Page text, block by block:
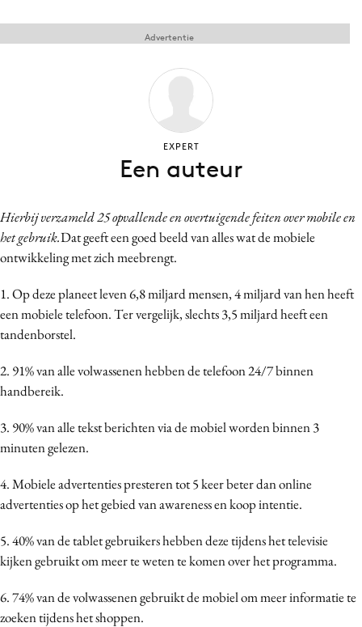
Carriere
Contentmarketing
Craft
Customer Experience
Data & Insights
Design
Digital transformation
Diversiteit
Gedragsverandering
Interne communicatie
Martech
Media
Merkstrategie
Programmatic
Hierbij verzameld 25 opvallende en overtuigende feiten over mobile en
het gebruik.Dat geeft een goed beeld van alles wat de mobiele
ontwikkeling met zich meebrengt.
1. Op deze planeet leven 6,8 miljard mensen, 4 miljard van hen heeft
een mobiele telefoon. Ter vergelijk, slechts 3,5 miljard heeft een
tandenborstel.
2. 91% van alle volwassenen hebben de telefoon 24/7 binnen
handbereik.
3. 90% van alle tekst berichten via de mobiel worden binnen 3
minuten gelezen.
4. Mobiele advertenties presteren tot 5 keer beter dan online
advertenties op het gebied van awareness en koop intentie.
5. 40% van de tablet gebruikers hebben deze tijdens het televisie
kijken gebruikt om meer te weten te komen over het programma.
6. 74% van de volwassenen gebruikt de mobiel om meer informatie te
zoeken tijdens het shoppen.
Advertentie
EXPERT
Een auteur